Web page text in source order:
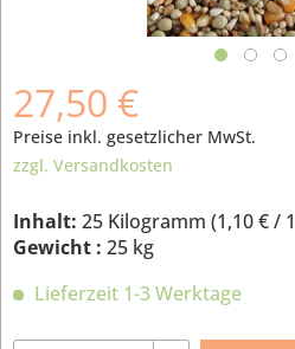
27,50 €
Preise inkl. gesetzlicher MwSt.
zzgl. Versandkosten
Inhalt: 25 Kilogramm (1,10 €/
Gewicht : 25 kg
Lieferzeit 1-3 Werktage